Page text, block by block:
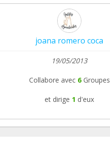
joana romero coca
19/05/2013
Collabore avec6Groupes
et dirige 1 d'eux